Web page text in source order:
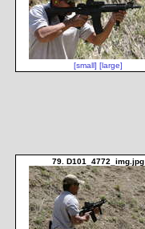
[small] [large]
79. D101_4772_img.jpg